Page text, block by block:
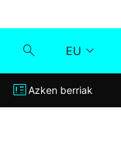
EU
Klisk
Azken berriak